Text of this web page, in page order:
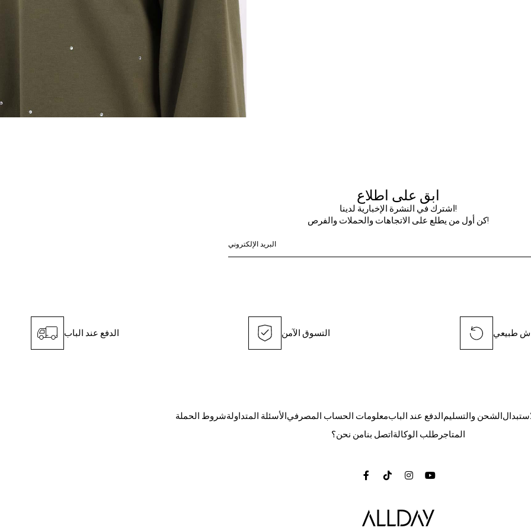
ابق على اطلاع
اشترك في النشرة الإخبارية لدينا!
كن أول من يطلع على الاتجاهات والحملات والفرص!
الدفع عند الباب التسوق الآمن طبيعي
شروط الحملةالأسئلة المتداولةمعلومات الحساب المصرفيالدفع عند البابالشحن والتسليم
من نحن؟اتصل بناطلب الوكالة المتاجر